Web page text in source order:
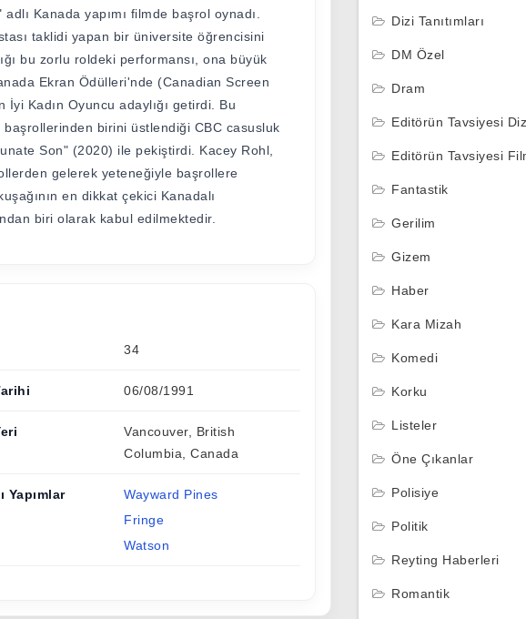
Kanada yapımı filmde başrol oynadı.
taklidi yapan bir üniversite öğrencisini
bu zorlu roldeki performansı, ona büyük
Ekran Ödülleri'nde (Canadian Screen
İyi Kadın Oyuncu adaylığı getirdi. Bu
başrollerinden birini üstlendiği CBC casusluk
Son" (2020) ile pekiştirdi. Kacey Rohl,
gelerek yeteneğiyle başrollere
en dikkat çekici Kanadalı
biri olarak kabul edilmektedir.
34
06/08/1991
Vancouver, British
Columbia, Canada
Yapımlar
Wayward Pines
Fringe
Watson
Dizi Tanıtımları
DM Özel
Dram
Editörün Tavsiyesi
Editörün Tavsiyesi
Fantastik
Gerilim
Gizem
Haber
Kara Mizah
Komedi
Korku
Listeler
Öne Çıkanlar
Polisiye
Politik
Reyting Haberleri
Romantik